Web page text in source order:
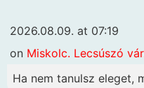
2026.08.09. at 07:19
on Miskolc. Lecsúszó
Ha nem tanulsz eleget,